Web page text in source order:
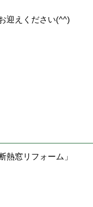
迎えください(^^)
断熱窓リフォーム」